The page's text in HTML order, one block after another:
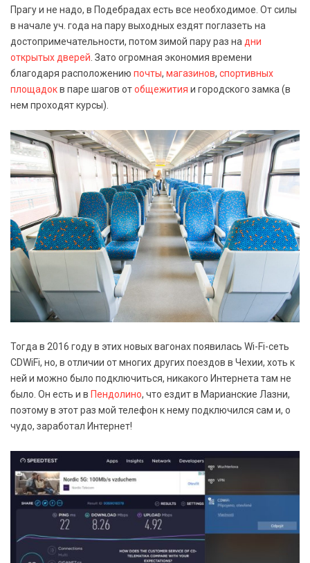
Прагу и не надо, в Подебрадах есть все необходимое. От силы
в начале уч. года на пару выходных ездят поглазеть на
достопримечательности, потом зимой пару раз на дни
открытых дверей . Зато огромная экономия времени
благодаря расположению почты, магазинов, спортивных
площадокв паре шагов отобщежития и городского замка (в
нем проходят курсы).
Тогда в 2016 году в этих новых вагонах появилась Wi-Fi-сеть
CDWiFi, но, в отличии от многих других поездов в Чехии, хоть к
ней и можно было подключиться, никакого Интернета там не
было. Он есть и в Пендолино, что ездит в Марианские Лазни,
поэтому в этот раз мой телефон к нему подключился сам и, о
чудо, заработал Интернет!